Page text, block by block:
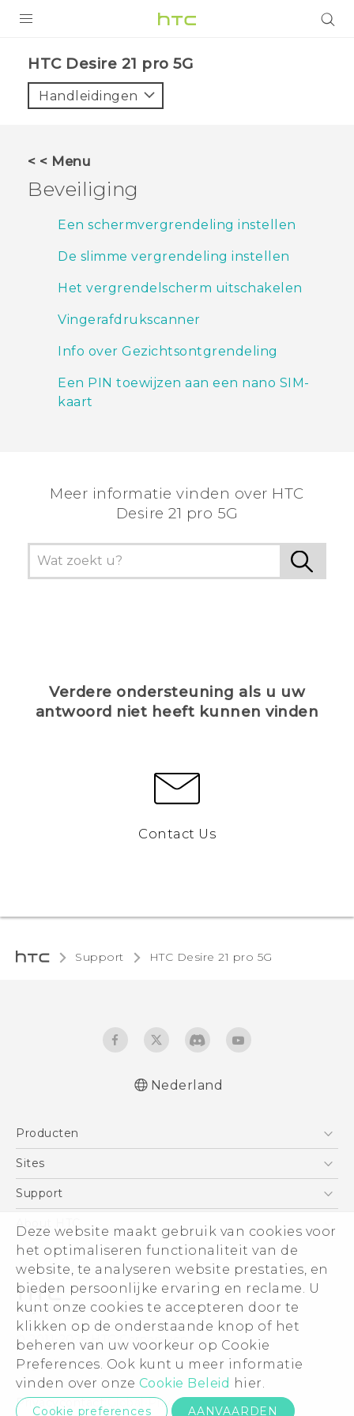
Deze website maakt gebruik van cookies voor
het optimaliseren functionaliteit van de
website, te analyseren website prestaties, en
bieden persoonlijke ervaring en reclame. U
kunt onze cookies te accepteren door te
klikken op de onderstaande knop of het
beheren van uw voorkeur op Cookie
Preferences. Ook kunt u meer informatie
vinden over onze Cookie Beleid hier.
Cookie preferences AANVAARDEN
VIVE
HTC-apparaten & -accessoires
VIVERSE
Aanmelden
HTC Desire 21 pro 5G‎
Handleidingen
< < Menu
Beveiliging
Een schermvergrendeling instellen
De slimme vergrendeling instellen
Het vergrendelscherm uitschakelen
Vingerafdrukscanner
Info over Gezichtsontgrendeling
Een PIN toewijzen aan een nano SIM-
kaart
Meer informatie vinden over HTC
Desire 21 pro 5G
Verdere ondersteuning als u uw
antwoord niet heeft kunnen vinden
Contact Us
Support HTC Desire 21 pro 5G‎
Nederlands - Gebruikershandleiding
User manual
Nederland
Producten
Telefoons
Vive
Accessoires
Sites
HTC Vive
Aan de slag
Support
Support voor eCommerce
About HTC
ESG
Informatie over het bedrijf
Voor beleggers (engels)
Cookie Preferences
Vacatures
Security and Privacy Whitepaper
© 2011-2026 HTC Corporation
Legal terms
Privacycontact: Global-Privacy@htc.com